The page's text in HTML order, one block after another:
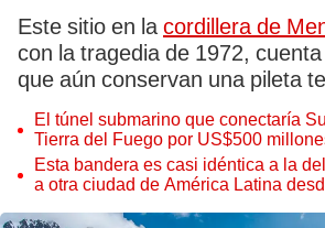
Este sitio en la cordillera de
con la tragedia de 1972,
que aún conservan una pileta
El túnel submarino que conectaría
Tierra del Fuego por US$500
la economía de la región
Esta bandera es casi idéntica a la
a otra ciudad de América Latina